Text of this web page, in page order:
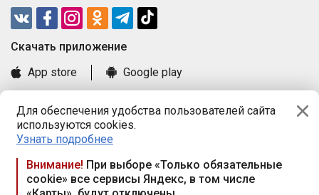
Для обеспечения удобства пользователей сайта
используются cookies.
Узнать подробнее
Внимание! При выборе «Только обязательные
cookie» все сервисы Яндекс, в том числе
Cкачать приложение
App store
Google play
Книга замечаний и предложений
Правила и документы
Praca.by © 2000—2026, ООО «ПРАЦА БАЙ»
Республика Беларусь, 220114, г. Минск, пр-т Независимости
117а, пом. № 9.